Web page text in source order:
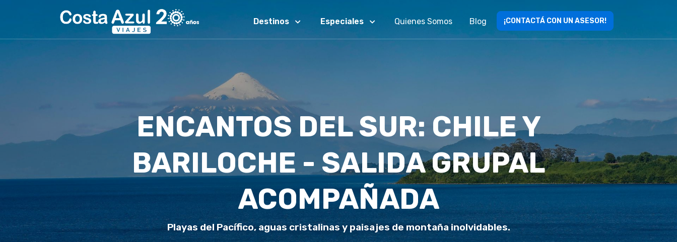
Destinos Especiales Quienes Somos Blog ¡CONTACTÁ CON UN ASESOR!
ENCANTOS DEL SUR: CHILE Y
BARILOCHE - SALIDA GRUPAL
ACOMPAÑADA
Playas del Pacífico, aguas cristalinas y paisajes de montaña inolvidables.